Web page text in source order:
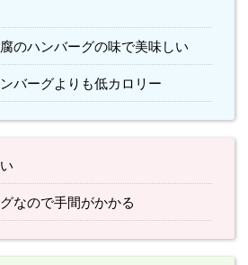
のハンバーグの味で美味しい
バーグよりも低カロリー
なので手間がかかる